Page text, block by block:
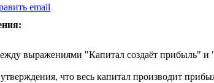
выражениями "Капитал создаёт прибыль"
что весь капитал производит